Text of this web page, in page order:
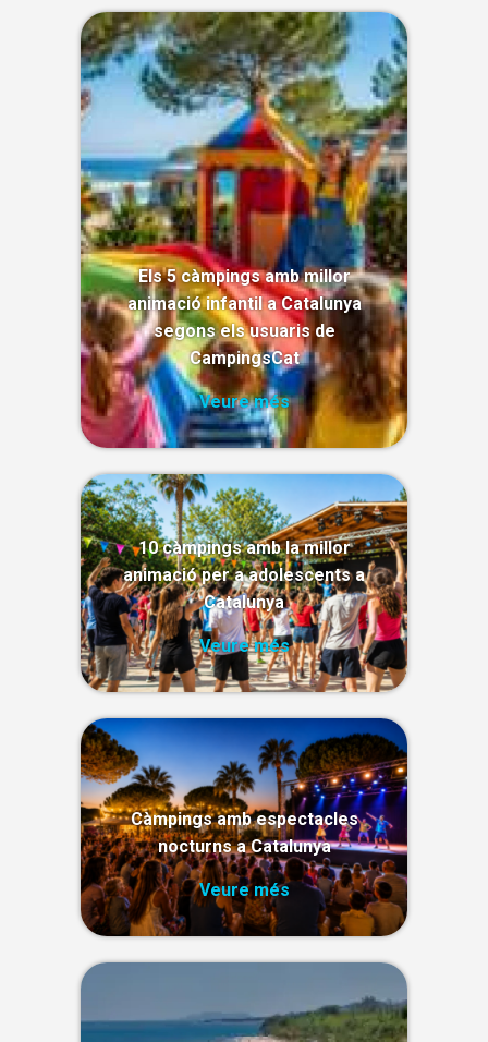
Els 5 càmpings amb millor
animació infantil a Catalunya
segons els usuaris de
CampingsCat
Veure més
10 càmpings amb la millor
animació per a adolescents a
Catalunya
Veure més
Càmpings amb espectacles
nocturns a Catalunya
Veure més